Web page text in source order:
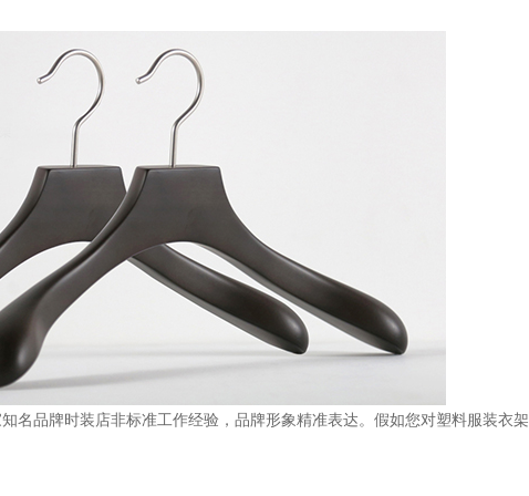
名品牌时装店非标准工作经验，品牌形象精准表达。假如您对塑料服装衣架